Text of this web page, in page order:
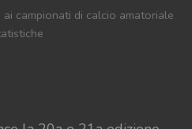
campionati di calcio amatoriale